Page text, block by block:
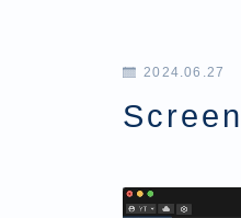
2024.06.27